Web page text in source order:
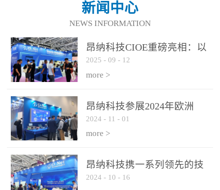
新闻中心
NEWS INFORMATION
昂纳科技CIOE重磅亮相：以
光通信创新引擎，驱动AI与
算力互联新时代
2025 - 09 - 12
more >
昂纳科技参展2024年欧洲
ECOC展会
2024 - 11 - 01
more >
昂纳科技携一系列领先的技
术平台和优秀产品参展2024
2024 - 10 - 16